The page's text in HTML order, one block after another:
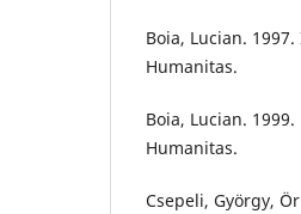
Boia, Lucian.
Humanitas.
Boia, Lucian.
Humanitas.
Csepeli, György,